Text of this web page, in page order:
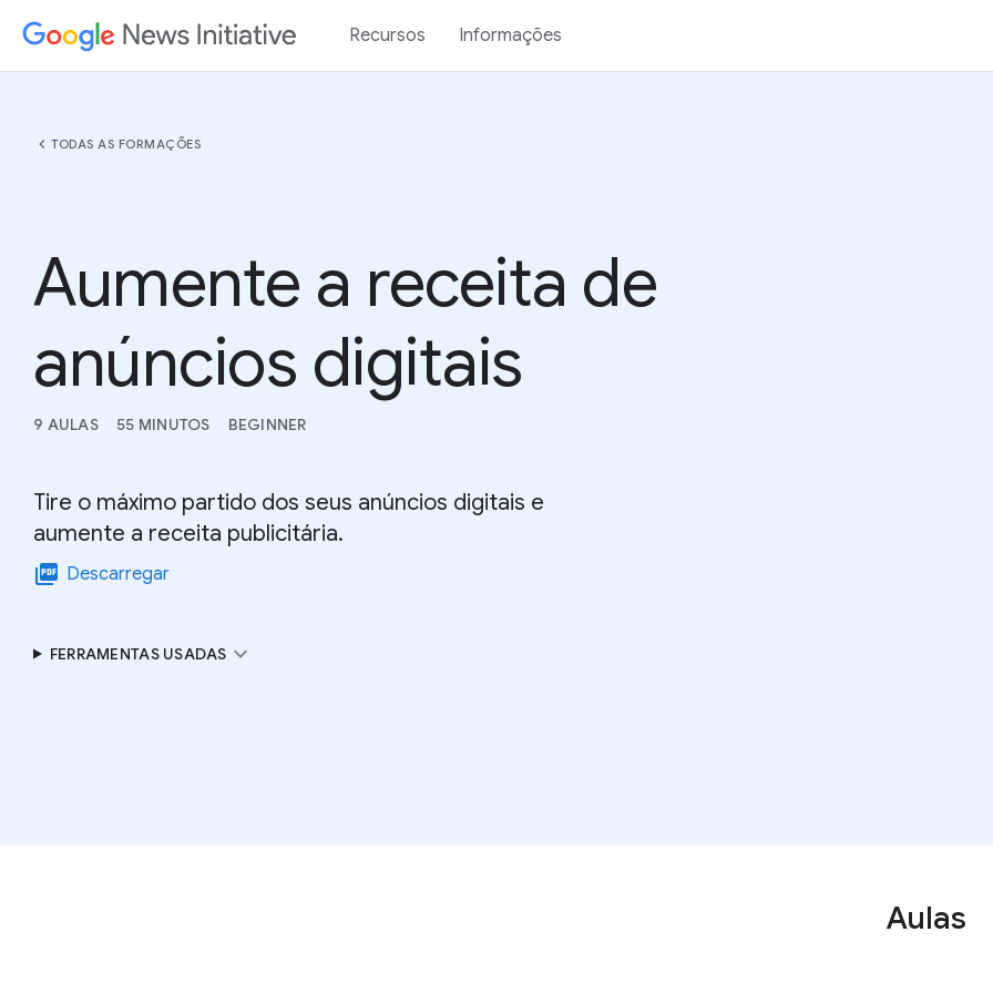
Recursos Informações
chevron_left TODAS AS FORMAÇÕES
Aumente a receita de
anúncios digitais
9 AULAS 55 MINUTOS BEGINNER
Tire o máximo partido dos seus anúncios digitais e
aumente a receita publicitária.
picture_as_pdf Descarregar
FERRAMENTAS USADAS expand_more
Aulas